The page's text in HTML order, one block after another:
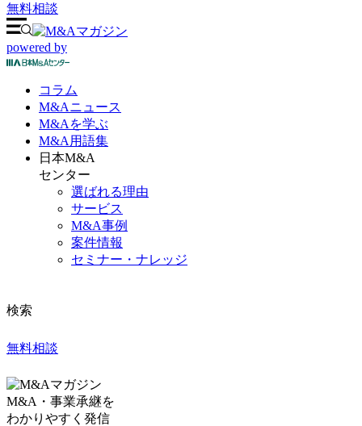
無料相談
powered by
コラム
M&Aニュース
M&Aを学ぶ
M&A 用語集
日本M&A
センター
選ばれる理由
サービス
M&A事例
案件情報
セミナー・ナレッジ
検索
無料相談
M&A・事業承継を
わかりやすく発信